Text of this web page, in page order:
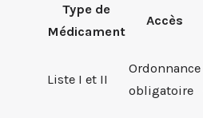
Type de
Médicament
Accès
Liste I et II
Ordonnance
obligatoire